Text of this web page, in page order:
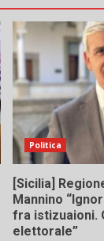
Politica
[Sicilia]
Mannino
fra istizuaioni.
elettorale”